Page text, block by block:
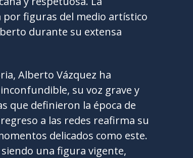
figuras del medio artístico
durante su extensa
Alberto Vázquez ha
su voz grave y
que definieron la época de
a las redes reafirma su
delicados como este.
una figura vigente,